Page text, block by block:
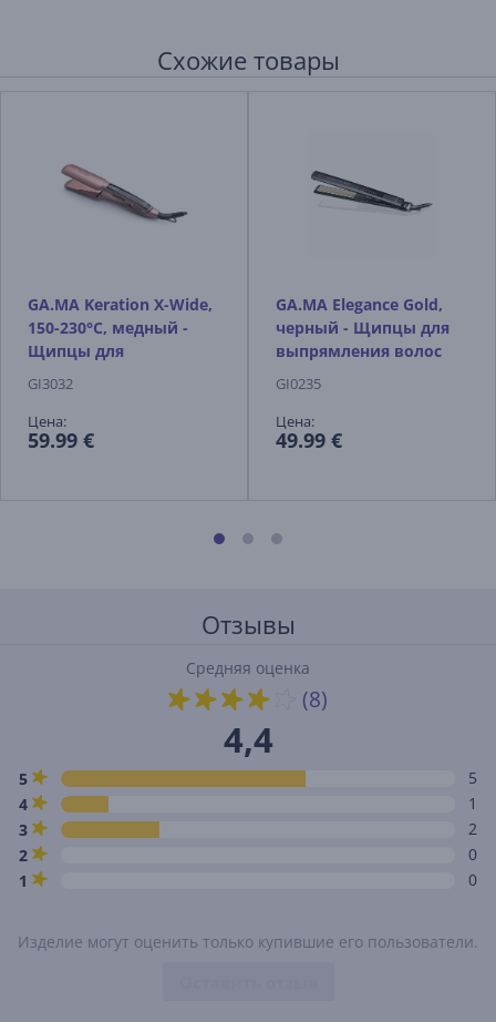
Схожие товары
GA.MA Keration X-Wide,
150-230°C, медный -
Щипцы для
выпрямления волос
GI3032
Цена:
59.99 €
GA.MA Elegance Gold,
черный - Щипцы для
выпрямления волос
GI0235
Цена:
49.99 €
Отзывы
Средняя оценка
(8)
4,4
5
5
4
1
3
2
2
0
1
0
Изделие могут оценить только купившие его пользователи.